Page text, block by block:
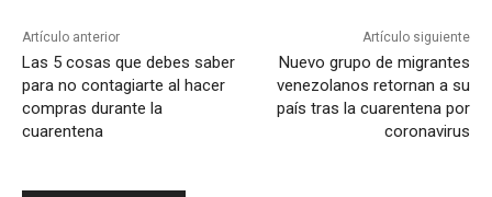
Artículo anterior
Las 5 cosas que debes saber
para no contagiarte al hacer
compras durante la
cuarentena
Artículo siguiente
Nuevo grupo de migrantes
venezolanos retornan a su
país tras la cuarentena por
coronavirus